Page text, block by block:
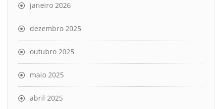
janeiro 2026
dezembro 2025
outubro 2025
maio 2025
abril 2025